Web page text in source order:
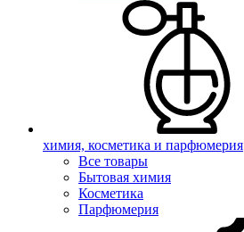
химия, косметика и парфюмерия
Все товары
Бытовая химия
Косметика
Парфюмерия